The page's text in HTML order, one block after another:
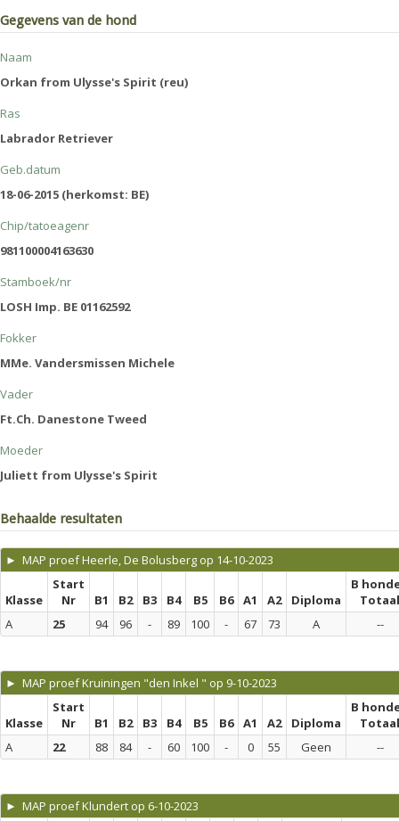
Gegevens van de hond
Naam
Orkan from Ulysse's Spirit (reu)
Ras
Labrador Retriever
Geb.datum
18-06-2015 (herkomst: BE)
Chip/tatoeagenr
981100004163630
Stamboek/nr
LOSH Imp. BE 01162592
Fokker
MMe. Vandersmissen Michele
Vader
Ft.Ch. Danestone Tweed
Moeder
Juliett from Ulysse's Spirit
Behaalde resultaten
► MAP proef Heerle, De Bolusberg op 14-10-2023
Klasse
Start
Nr
B1 B2 B3 B4 B5 B6 A1 A2 Diploma
B
Totaal
A
25 94 96 - 89 100 - 67 73 A --
► MAP proef Kruiningen "den Inkel " op 9-10-2023
Klasse
Start
Nr
B1 B2 B3 B4 B5 B6 A1 A2 Diploma
B
Totaal
A
22 88 84 - 60 100 - 0 55 Geen --
► MAP proef Klundert op 6-10-2023